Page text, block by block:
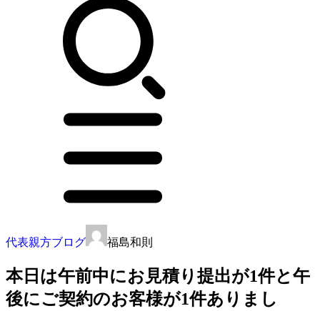
代表親方ブログ 福島和則
本日は午前中にお見積り提出が1件と午
後にご契約のお客様が1件ありまし